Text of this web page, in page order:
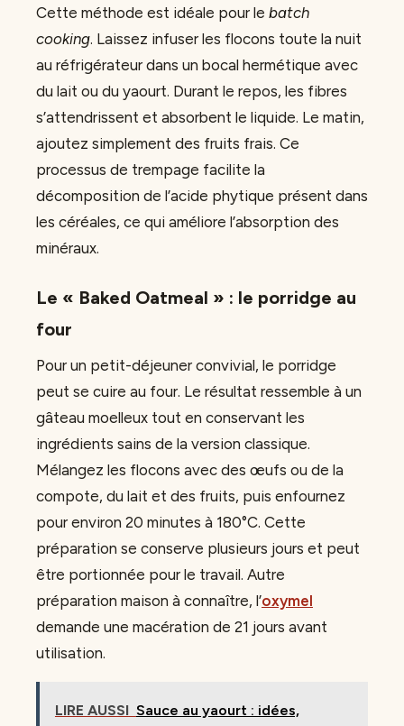
Cette méthode est idéale pour le batch
cooking. Laissez infuser les flocons toute la nuit
au réfrigérateur dans un bocal hermétique avec
du lait ou du yaourt. Durant le repos, les fibres
s’attendrissent et absorbent le liquide. Le matin,
ajoutez simplement des fruits frais. Ce
processus de trempage facilite la
décomposition de l’acide phytique présent dans
les céréales, ce qui améliore l’absorption des
minéraux.
Le « Baked Oatmeal » : le porridge au
four
Pour un petit-déjeuner convivial, le porridge
peut se cuire au four. Le résultat ressemble à un
gâteau moelleux tout en conservant les
ingrédients sains de la version classique.
Mélangez les flocons avec des œufs ou de la
compote, du lait et des fruits, puis enfournez
pour environ 20 minutes à 180°C. Cette
préparation se conserve plusieurs jours et peut
être portionnée pour le travail. Autre
préparation maison à connaître, l’oxymel
demande une macération de 21 jours avant
utilisation.
LIRE AUSSI Sauce au yaourt : idées,